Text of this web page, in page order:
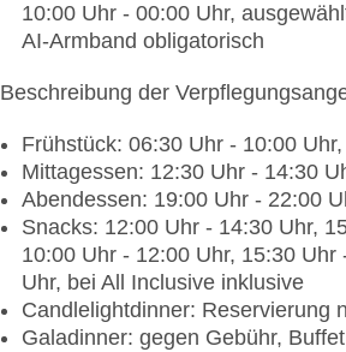
10:00 Uhr - 00:00 Uhr,
AI-Armband obligatorisch
Beschreibung der
Frühstück: 06:30 Uhr - 10:00
Mittagessen: 12:30 Uhr - 14:30
Abendessen: 19:00 Uhr - 22:00
Snacks: 12:00 Uhr - 14:30 Uhr,
10:00 Uhr - 12:00 Uhr, 15:30
Uhr, bei All Inclusive inklusive
Candlelightdinner: Reservierung
Galadinner: gegen Gebühr, Buffet